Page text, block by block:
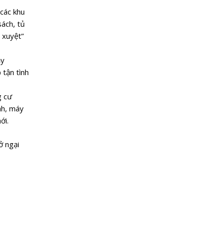
khu
tủ
tận tình
cư
máy
ngại